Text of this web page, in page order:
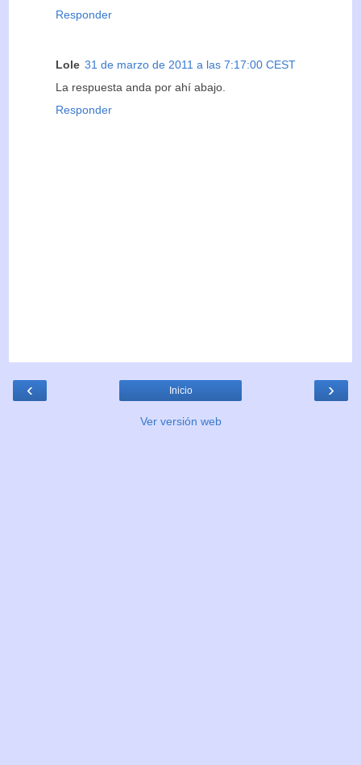
Responder
Lole 31 de marzo de 2011 a las 7:17:00 CEST
La respuesta anda por ahí abajo.
Responder
‹ ›
Inicio
Ver versión web